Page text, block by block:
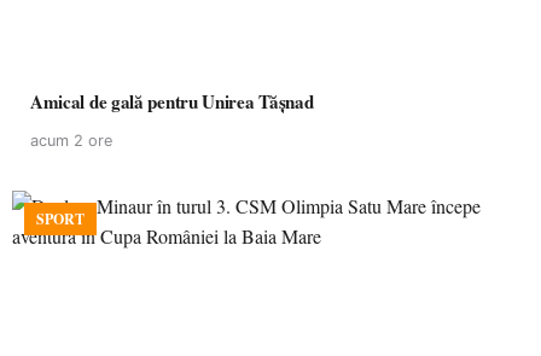
Amical de gală pentru Unirea Tășnad
acum 2 ore
SPORT